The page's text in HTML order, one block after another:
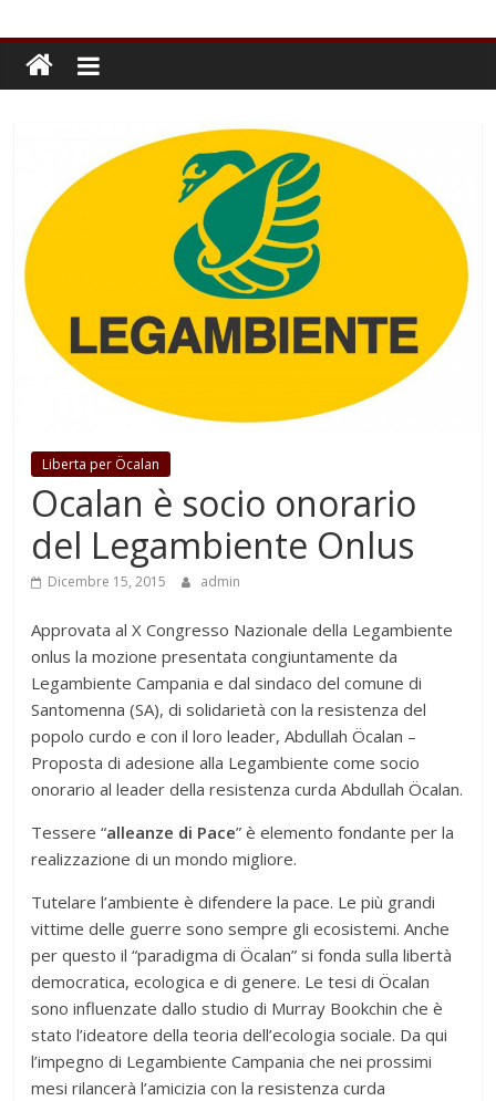
Liberta per Öcalan
Ocalan è socio onorario
del Legambiente Onlus
Dicembre 15, 2015 admin
Approvata al X Congresso Nazionale della Legambiente
onlus la mozione presentata congiuntamente da
Legambiente Campania e dal sindaco del comune di
Santomenna (SA), di solidarietà con la resistenza del
popolo curdo e con il loro leader, Abdullah Öcalan –
Proposta di adesione alla Legambiente come socio
onorario al leader della resistenza curda Abdullah Öcalan.
Tessere “alleanze di Pace” è elemento fondante per la
realizzazione di un mondo migliore.
Tutelare l’ambiente è difendere la pace. Le più grandi
vittime delle guerre sono sempre gli ecosistemi. Anche
per questo il “paradigma di Öcalan” si fonda sulla libertà
democratica, ecologica e di genere. Le tesi di Öcalan
sono influenzate dallo studio di Murray Bookchin che è
stato l’ideatore della teoria dell’ecologia sociale. Da qui
l’impegno di Legambiente Campania che nei prossimi
mesi rilancerà l’amicizia con la resistenza curda